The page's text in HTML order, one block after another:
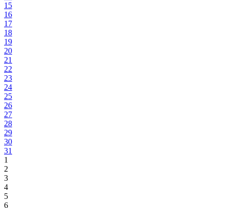
15
16
17
18
19
20
21
22
23
24
25
26
27
28
29
30
31
1
2
3
4
5
6